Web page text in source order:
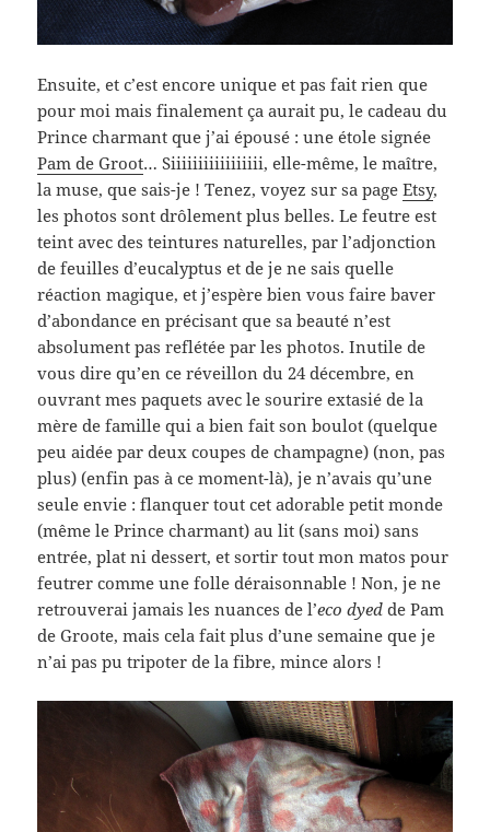
Ensuite, et c’est encore unique et pas fait rien que
pour moi mais finalement ça aurait pu, le cadeau du
Prince charmant que j’ai épousé : une étole signée
Pam de Groot… Siiiiiiiiiiiiiiiii, elle-même, le maître,
la muse, que sais-je ! Tenez, voyez sur sa pageEtsy,
les photos sont drôlement plus belles. Le feutre est
teint avec des teintures naturelles, par l’adjonction
de feuilles d’eucalyptus et de je ne sais quelle
réaction magique, et j’espère bien vous faire baver
d’abondance en précisant que sa beauté n’est
absolument pas reflétée par les photos. Inutile de
vous dire qu’en ce réveillon du 24 décembre, en
ouvrant mes paquets avec le sourire extasié de la
mère de famille qui a bien fait son boulot (quelque
peu aidée par deux coupes de champagne) (non, pas
plus) (enfin pas à ce moment-là), je n’avais qu’une
seule envie : flanquer tout cet adorable petit monde
(même le Prince charmant) au lit (sans moi) sans
entrée, plat ni dessert, et sortir tout mon matos pour
feutrer comme une folle déraisonnable ! Non, je ne
retrouverai jamais les nuances de l’eco dyed de Pam
de Groote, mais cela fait plus d’une semaine que je
n’ai pas pu tripoter de la fibre, mince alors !